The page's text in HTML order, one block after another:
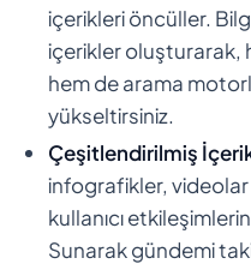
içerikleri öncüller.
içerikler oluşturarak,
hem de arama
yükseltirsiniz.
Çeşitlendirilmiş
infografikler,
kullanıcı
Sunarak gündemi